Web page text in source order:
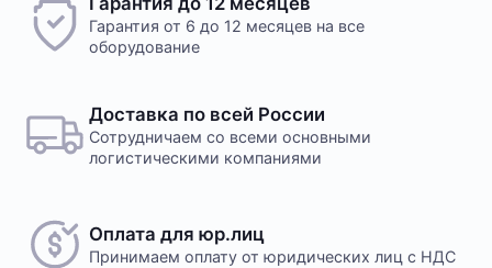
Гарантия от 6 до 12 месяцев на все
оборудование
Доставка по всей России
Сотрудничаем со всеми основными
логистическими компаниями
Оплата для юр.лиц
Принимаем оплату от юридических лиц с НДС